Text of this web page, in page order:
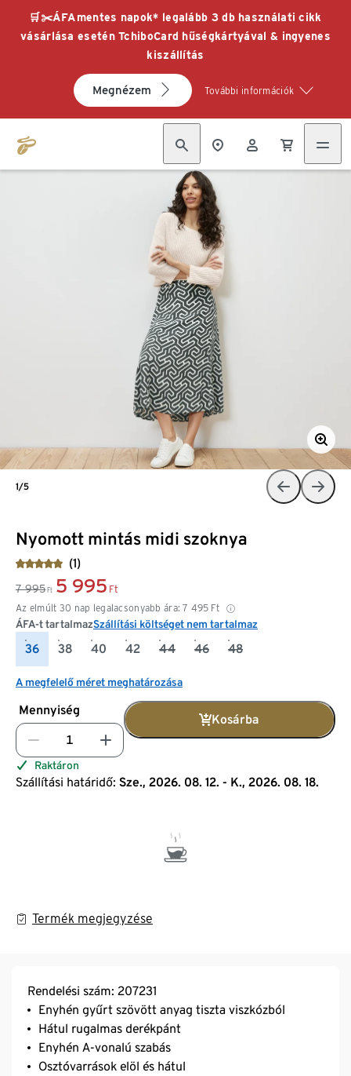
🛒✂️ÁFAmentes napok* legalább 3 db használati cikk
vásárlása esetén TchiboCard hűségkártyával & ingyenes
kiszállítás
Megnézem További információk
Nyomott mintás midi szoknya
(1)
7 995 Ft 5 995 Ft
Az elmúlt 30 nap legalacsonyabb ára: 7 495 Ft
ÁFA-t tartalmazSzállítási költséget nem tartalmaz
36 38 40 42 44 46 48
A megfelelő méret meghatározása
Mennyiség
Kosárba
Raktáron
Szállítási határidő: Sze., 2026. 08. 12. - K., 2026. 08. 18.
Termék megjegyzése
1/5
Rendelési szám: 207231
Enyhén gyűrt szövött anyag tiszta viszkózból
Hátul rugalmas derékpánt
Enyhén A-vonalú szabás
Osztóvarrások elöl és hátul